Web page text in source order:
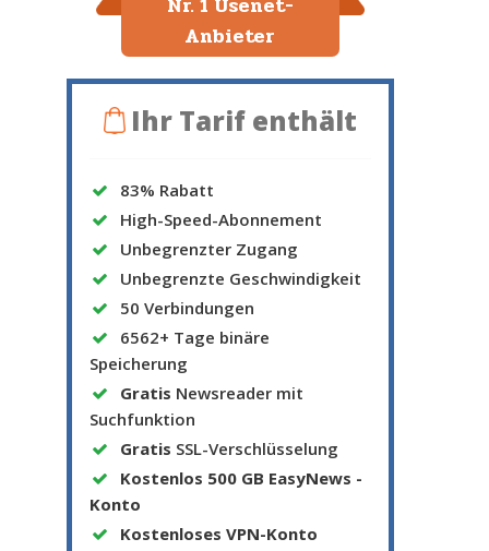
Anbieter
Ihr Tarif enthält
83% Rabatt
High-Speed-Abonnement
Unbegrenzter Zugang
Unbegrenzte Geschwindigkeit
50 Verbindungen
6562+ Tage binäre
Speicherung
Gratis Newsreader mit
Suchfunktion
Gratis SSL-Verschlüsselung
Kostenlos 500 GB EasyNews -
Konto
Kostenloses VPN-Konto